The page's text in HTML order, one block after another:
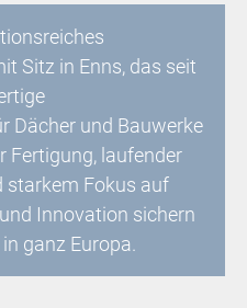
Sitz in Enns, das seit
Dächer und Bauwerke
Fertigung, laufender
starkem Fokus auf
Innovation sichern
ganz Europa.